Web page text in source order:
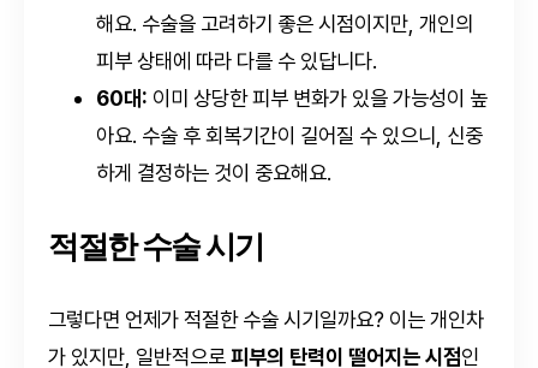
해요. 수술을 고려하기 좋은 시점이지만, 개인의
피부 상태에 따라 다를 수 있답니다.
60대: 이미 상당한 피부 변화가 있을 가능성이 높
아요. 수술 후 회복기간이 길어질 수 있으니, 신중
하게 결정하는 것이 중요해요.
적절한 수술 시기
그렇다면 언제가 적절한 수술 시기일까요? 이는 개인차
가 있지만, 일반적으로피부의 탄력이 떨어지는 시점인